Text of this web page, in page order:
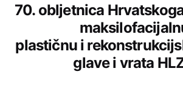
70. obljetnica
plastičnu i
glave i vrata